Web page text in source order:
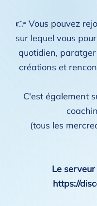
👉 Vous pouvez
sur lequel vous
quotidien,
créations et
C'est également
(tous les
Le serveur
https://